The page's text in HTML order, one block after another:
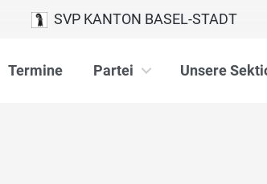
SVP KANTON BASEL-STADT
Termine Partei Unsere